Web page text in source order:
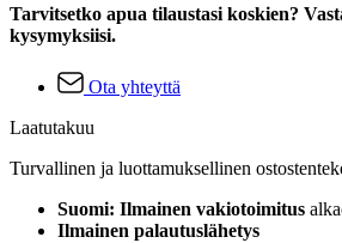
Tarvitsetko apua tilaustasi koskien?
kysymyksiisi.
Ota yhteyttä
Laatutakuu
Turvallinen ja luottamuksellinen
Suomi: Ilmainen vakiotoimitus
Ilmainen palautuslähetys